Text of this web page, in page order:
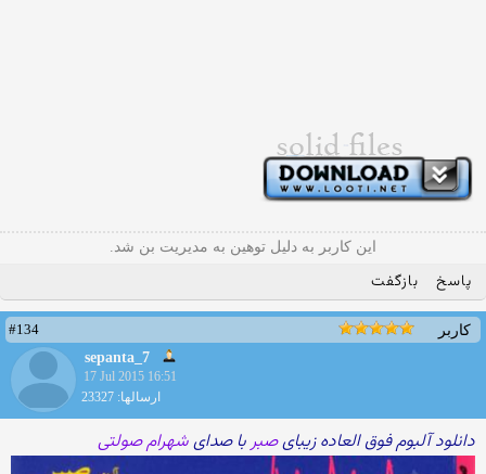
این کاربر به دلیل توهین به مدیریت بن شد.
پاسخ بازگفت
کاربر
#134
sepanta_7
17 Jul 2015 16:51
ارسالها: 23327
دانلود آلبوم فوق العاده زیبایصبربا صدایشهرام صولتی